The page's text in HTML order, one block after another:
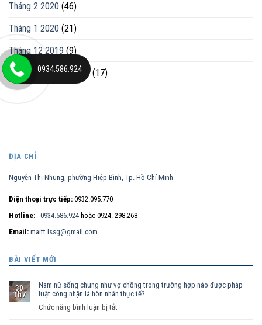
Tháng 2 2020 (46)
Tháng 1 2020 (21)
Tháng 12 2019 (9)
Tháng mười một 2019(17)
ĐỊA CHỈ
Nguyễn Thị Nhung, phường Hiệp Bình, Tp. Hồ Chí Minh
Điện thoại trực tiếp: 0932.095.770
Hotline: 0934.586.924 hoặc 0924. 298.268
Email: maitt.lssg@gmail.com
BÀI VIẾT MỚI
30
Th7
Nam nữ sống chung như vợ chồng trong trường hợp nào được pháp
luật công nhận là hôn nhân thực tế?
Chức năng bình luận bị tắt
0934.586.924